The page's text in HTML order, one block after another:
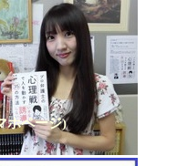
ホページ)